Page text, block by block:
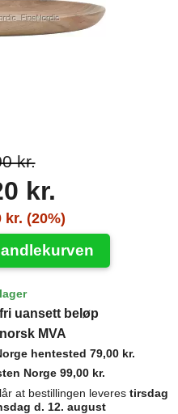
kr.
kr.
kr. (20%)
uansett beløp
MVA
hentested 79,00 kr.
Norge 99,00 kr.
at bestillingen leveres tirsdag
d. 12. august